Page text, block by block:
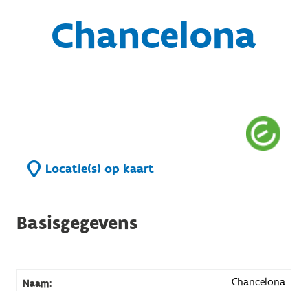
Chancelona
Locatie(s) op kaart
Basisgegevens
Naam: Chancelona